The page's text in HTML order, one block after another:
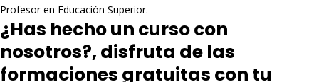
Profesor en Educación Superior.
¿Has hecho un curso con
nosotros?, disfruta de las
formaciones gratuitas con tu